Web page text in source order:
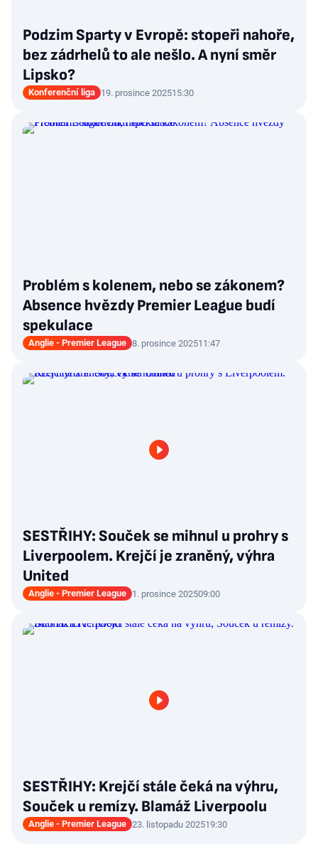
Podzim Sparty v Evropě: stopeři nahoře,
bez zádrhelů to ale nešlo. A nyní směr
Lipsko?
Konferenční liga 19. prosince 202515:30
Problém s kolenem, nebo se zákonem?
Absence hvězdy Premier League budí
spekulace
Anglie - Premier League 8. prosince 202511:47
SESTŘIHY: Souček se mihnul u prohry s
Liverpoolem. Krejčí je zraněný, výhra
United
Anglie - Premier League 1. prosince 202509:00
SESTŘIHY: Krejčí stále čeká na výhru,
Souček u remízy. Blamáž Liverpoolu
Anglie - Premier League 23. listopadu 202519:30